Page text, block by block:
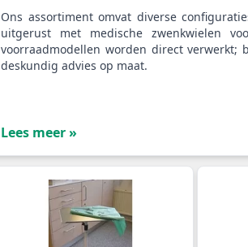
Ons assortiment omvat diverse
uitgerust met medische zwenkwielen
voorraadmodellen worden direct verwerkt;
deskundig advies op maat.
Lees meer »